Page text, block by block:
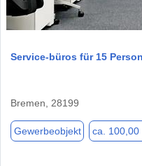
Service-büros für 15
Bremen, 28199
Gewerbeobjekt ca. 100,00